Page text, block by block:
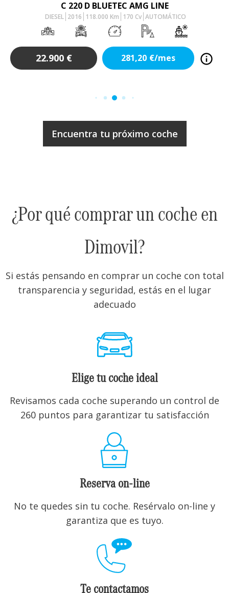
C 220 D BLUETEC AMG LINE
DIESEL 2016 118.000 Km 170 Cv AUTOMÁTICO
22.900 € 281,20 €/mes
Encuentra tu próximo coche
¿Por qué comprar un coche en
Dimovil?
Si estás pensando en comprar un coche con total
transparencia y seguridad, estás en el lugar
adecuado
Elige tu coche ideal
Revisamos cada coche superando un control de
260 puntos para garantizar tu satisfacción
Reserva on-line
No te quedes sin tu coche. Resérvalo on-line y
garantiza que es tuyo.
Te contactamos